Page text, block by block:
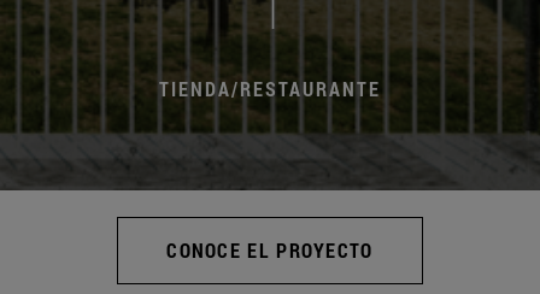
TIENDA/RESTAURANTE
CONOCE EL PROYECTO